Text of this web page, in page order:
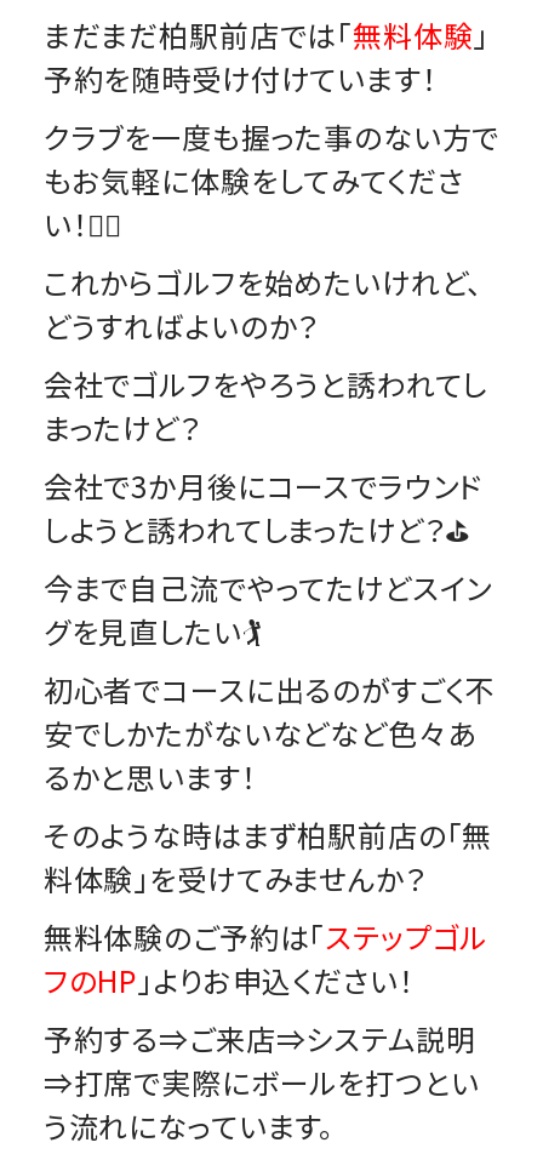
まだまだ柏駅前店では「無料体験 」
予約を随時受け付けています！
クラブを一度も握った事のない方で
もお気軽に体験をしてみてくださ
い！🏌️‍♂️
これからゴルフを始めたいけれど、
どうすればよいのか？
会社でゴルフをやろうと誘われてし
まったけど？
会社で3か月後にコースでラウンド
しようと誘われてしまったけど？⛳
今まで自己流でやってたけどスイン
グを見直したい🏌️
初心者でコースに出るのがすごく不
安でしかたがないなどなど色々あ
るかと思います！
そのような時はまず柏駅前店の「無
料体験」を受けてみませんか？
無料体験のご予約は「ステップゴル
フのHP 」よりお申込ください！
予約する⇒ご来店⇒システム説明
⇒打席で実際にボールを打つとい
う流れになっています。